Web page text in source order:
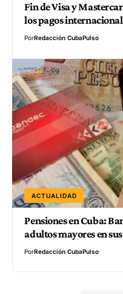
Fin de Visa y
los pagos
PorRedacción CubaPulso
ACTUALIDAD
Pensiones en Cuba:
adultos mayores en
PorRedacción CubaPulso